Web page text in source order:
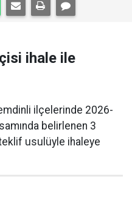
ihale ile
ilçelerinde 2026-
belirlenen 3
usulüyle ihaleye